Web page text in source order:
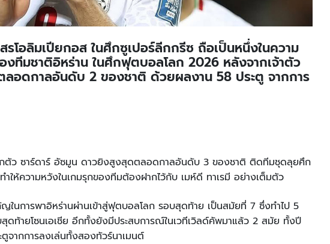
รโอลิมเปียกอส ในศึกซูเปอร์ลีกกรีซ ถือเป็นหนึ่งในความ
ทีมชาติอิหร่าน ในศึกฟุตบอลโลก 2026 หลังจากเจ้าตัว
ลอดกาลอันดับ 2 ของชาติ ด้วยผลงาน 58 ประตู จากการ
กตัว ซาร์ดาร์ อัซมูน ดาวยิงสูงสุดตลอดกาลอันดับ 3 ของชาติ ติดทีมชุดลุยศึก
ให้ความหวังในเกมรุกของทีมต้องฝากไว้กับ เมห์ดี ทาเรมี อย่างเต็มตัว
นการพาอิหร่านผ่านเข้าสู่ฟุตบอลโลก รอบสุดท้าย เป็นสมัยที่ 7 ซึ่งทำไป 5
ดท้ายโซนเอเชีย อีกทั้งยังมีประสบการณ์ในเวทีเวิลด์คัพมาแล้ว 2 สมัย ทั้งปี
จากการลงเล่นทั้งสองทัวร์นาเมนต์